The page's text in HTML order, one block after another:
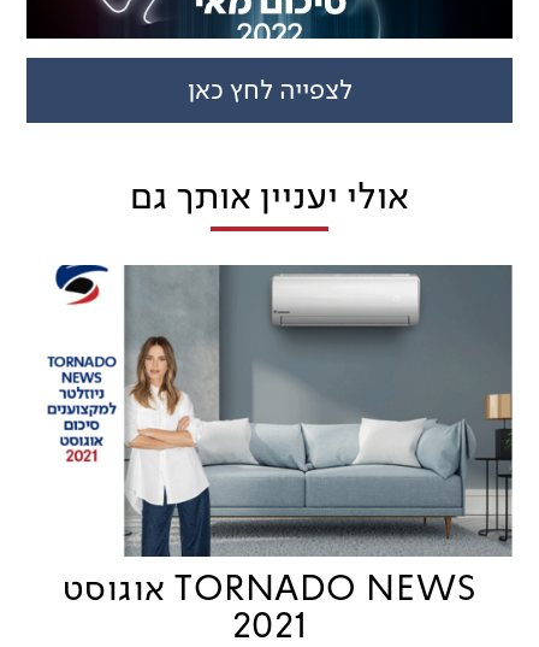
לצפייה לחץ כאן
אולי יעניין אותך גם
TORNADO NEWS אוגוסט
2021